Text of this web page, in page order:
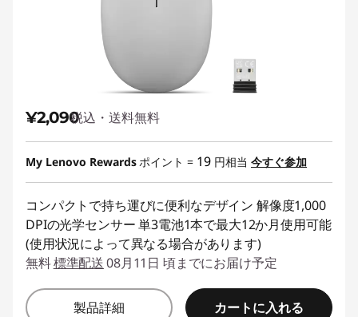
¥2,090税込・送料無料
My Lenovo Rewardsポイント = 19 円相当 今すぐ参加
コンパクトで持ち運びに便利なデザイン 解像度1,000
DPIの光学センサー 単3電池1本で最大12か月使用可能
(使用状況によって異なる場合があります)
無料標準配送08月11日 頃までにお届け予定
製品詳細 カートに入れる